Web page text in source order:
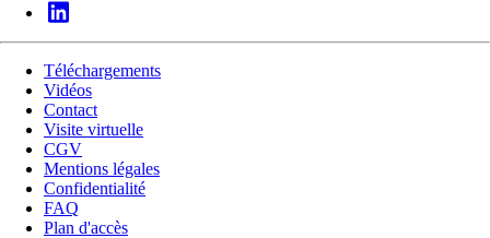
Téléchargements
Vidéos
Contact
Visite virtuelle
CGV
Mentions légales
Confidentialité
FAQ
Plan d'accès